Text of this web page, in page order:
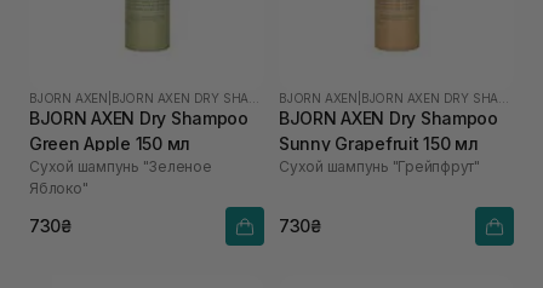
BJORN AXEN
BJORN AXEN Dry Shampoo
Green Apple 150 мл
Сухой шампунь "Зеленое
Яблоко"
730₴
BJORN AXEN
BJORN AXEN Dry Shampoo
Sunny Grapefruit 150 мл
Сухой шампунь "Грейпфрут"
730₴